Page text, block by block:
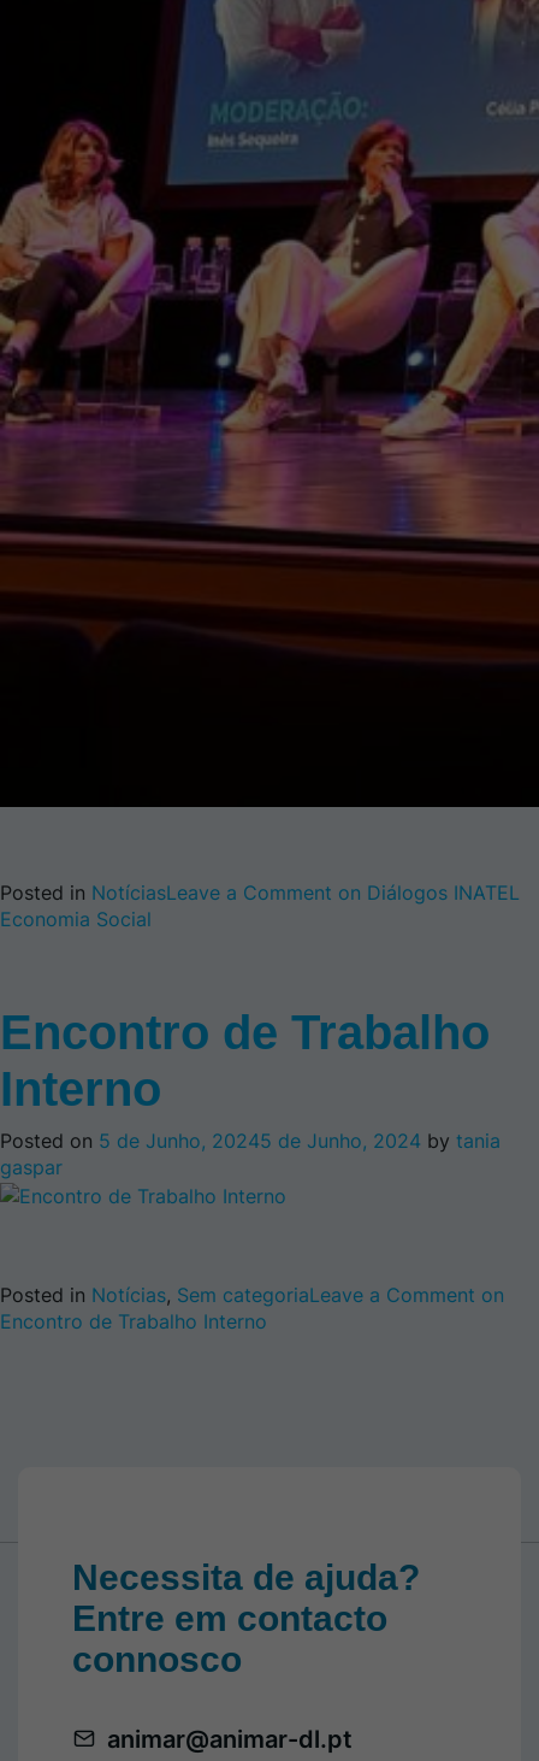
Posted in NotíciasLeave a Comment on Diálogos INATEL
Economia Social
Encontro de Trabalho
Interno
Posted on 5 de Junho, 20245 de Junho, 2024 by tania
gaspar
Posted in Notícias, Sem categoriaLeave a Comment on
Encontro de Trabalho Interno
Necessita de ajuda?
Entre em contacto
connosco
animar@animar-dl.pt